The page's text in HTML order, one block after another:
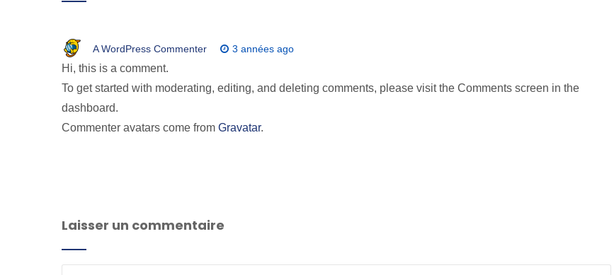
A WordPress Commenter 3 années ago
Hi, this is a comment.
To get started with moderating, editing, and deleting comments, please visit the Comments screen in the
dashboard.
Commenter avatars come from Gravatar.
Laisser un commentaire